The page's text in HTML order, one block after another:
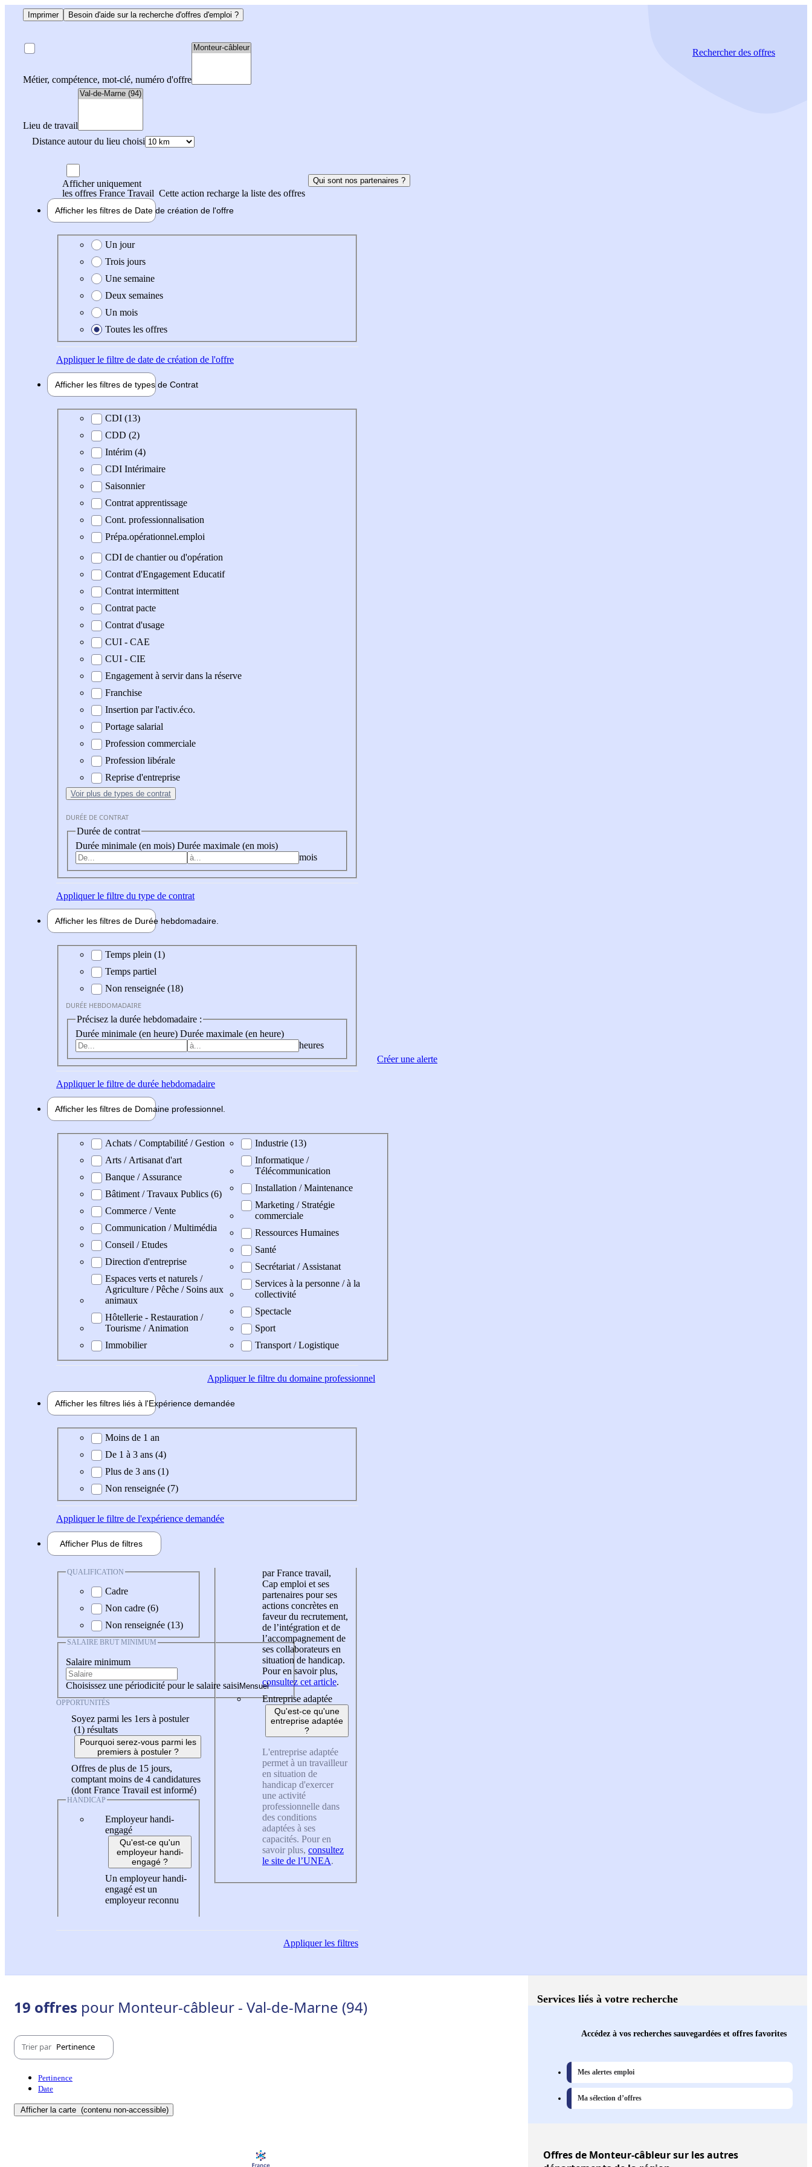
Imprimer Besoin d'aide sur la recherche d'offres d'emploi ?
Métier, compétence, mot-clé, numéro d'offre
Lieu de travail
Distance autour du lieu choisi
Rechercherdes offres
Afficher uniquement
les offres France Travail Cette action recharge la liste des offres
Qui sont nos partenaires ?
Afficher les filtres de Date de création de l'offre
Date de création de l'offre
Un jour
Trois jours
Une semaine
Deux semaines
Un mois
Toutes les offres
Appliquerle filtre de date de création de l'offre
Afficher les filtres de types de Contrat
Type de contratCDI (13)
CDD (2)
Intérim (4)
CDI Intérimaire
Saisonnier
Contrat apprentissage
Cont. professionnalisation
Prépa.opérationnel.emploi
CDI de chantier ou d'opération
Contrat d'Engagement Educatif
Contrat intermittent
Contrat pacte
Contrat d'usage
CUI - CAE
CUI - CIE
Engagement à servir dans la réserve
Franchise
Insertion par l'activ.éco.
Portage salarial
Profession commerciale
Profession libérale
Reprise d'entreprise
Voir plus de types de contrat
DURÉE DE CONTRAT
Durée de contrat
Durée minimale (en mois) Durée maximale (en mois)
mois
Appliquerle filtre du type de contrat
Afficher les filtres de Durée hebdomadaire
Durée hebdomadaire
Temps plein (1)
Temps partiel
Non renseignée (18)
DURÉE HEBDOMADAIRE
Précisez la durée hebdomadaire :
Durée minimale (en heure) Durée maximale (en heure)
heures
Appliquerle filtre de durée hebdomadaire
Afficher les filtres de Domaine professionnel
Domaine professionel
Achats / Comptabilité / Gestion
Arts / Artisanat d'art
Banque / Assurance
Bâtiment / Travaux Publics (6)
Commerce / Vente
Communication / Multimédia
Conseil / Etudes
Direction d'entreprise
Espaces verts et naturels /
Agriculture / Pêche / Soins aux
animaux
Hôtellerie - Restauration /
Tourisme / Animation
Immobilier
Industrie (13)
Informatique /
Télécommunication
Installation / Maintenance
Marketing / Stratégie
commerciale
Ressources Humaines
Santé
Secrétariat / Assistanat
Services à la personne / à la
collectivité
Spectacle
Sport
Transport / Logistique
Appliquerle filtre du domaine professionnel
Afficher les filtres liés à l'Expérience demandée
Expérience demandée
Moins de 1 an
De 1 à 3 ans (4)
Plus de 3 ans (1)
Non renseignée (7)
Appliquerle filtre de l'expérience demandée
Afficher Plus de filtres
QUALIFICATION
Cadre
Non cadre (6)
Non renseignée (13)
SALAIRE BRUT MINIMUM
Salaire minimum
Choisissez une périodicité pour le salaire saisi
OPPORTUNITÉS
Soyez parmi les 1ers à postuler
(1) résultats
Pourquoi serez-vous parmi les
premiers à postuler ?
Offres de plus de 15 jours,
comptant moins de 4 candidatures
(dont France Travail est informé)
HANDICAP
Employeur handi-
engagé
Qu'est-ce qu'un
employeur handi-
engagé ?
Un employeur handi-
engagé est un
employeur reconnu
par France travail,
Cap emploi et ses
partenaires pour ses
actions concrètes en
faveur du recrutement,
de l’intégration et de
l’accompagnement de
ses collaborateurs en
situation de handicap.
Pour en savoir plus,
consultez cet article.
Entreprise adaptée
Qu'est-ce qu'une
entreprise adaptée
?
L'entreprise adaptée
permet à un travailleur
en situation de
handicap d'exercer
une activité
professionnelle dans
des conditions
adaptées à ses
capacités. Pour en
savoir plus, consultez
le site de l’UNEA.
Appliquerles filtres
Créer une alerte
19 offres pour Monteur-câbleur - Val-de-Marne (94)
Trier par Pertinence
Pertinence
Date
Afficher la carte (contenu non-accessible)
Services liés à votre recherche
Accédez à vos recherches sauvegardées et offres favorites
Mes alertes emploi
Ma sélection d’offres
Offresde Monteur-câbleur sur les autres